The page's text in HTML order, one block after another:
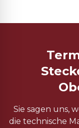
Sie sagen uns,
die technische